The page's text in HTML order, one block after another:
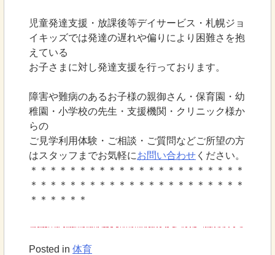
児童発達支援・放課後等デイサービス・札幌ジョ
イキッズでは発達の遅れや偏りにより困難さを抱
えている
お子さまに対し発達支援を行っております。
障害や難病のあるお子様の親御さん・保育園・幼
稚園・小学校の先生・支援機関・クリニック様か
らの
ご見学利用体験・ご相談・ご質問などご所望の方
はスタッフまでお気軽にお問い合わせ ください。
＊＊＊＊＊＊＊＊＊＊＊＊＊＊＊＊＊＊＊＊＊＊
＊＊＊＊＊＊＊＊＊＊＊＊＊＊＊＊＊＊＊＊＊＊
＊＊＊＊＊＊
Posted in 体育